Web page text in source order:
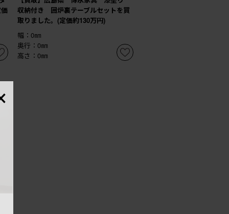
収納付き 囲炉裏テーブルセットを買
取りました。(定価約130万円)
幅：0㎜
奥行：0㎜
高さ：0㎜